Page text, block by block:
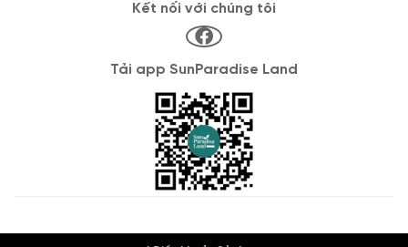
Kết nối với chúng tôi
Tải app SunParadise Land